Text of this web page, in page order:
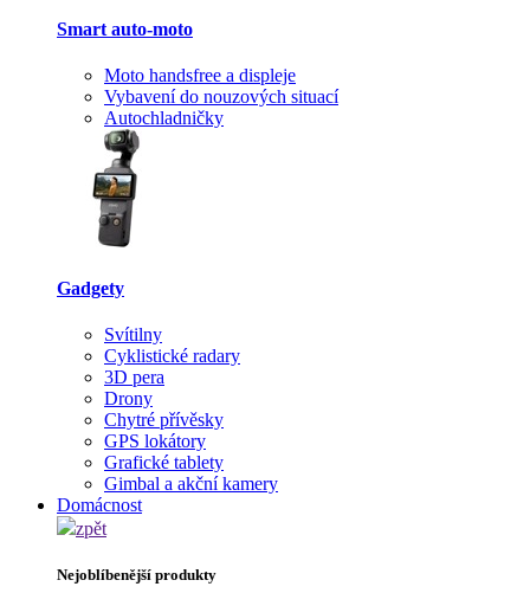
Smart auto-moto
Moto handsfree a displeje
Vybavení do nouzových situací
Autochladničky
Gadgety
Svítilny
Cyklistické radary
3D pera
Drony
Chytré přívěsky
GPS lokátory
Grafické tablety
Gimbal a akční kamery
Domácnost
zpět
Nejoblíbenější produkty